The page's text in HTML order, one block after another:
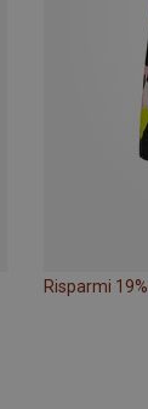
Risparmi 19%